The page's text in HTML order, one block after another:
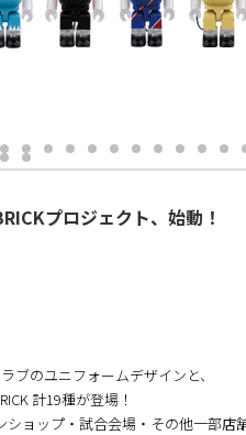
プロジェクト、始動！
ブのユニフォームデザインと、
計19種が登場！
ショップ・試合会場・その他一部店